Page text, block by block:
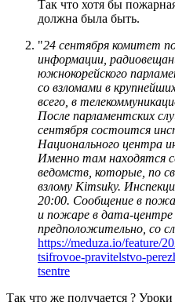
Так что хотя бы
должна была быть.
"24 сентября комитет
информации,
южнокорейского
со взломами в
всего, в
После парламентских
сентября состоится
Национального центра
Именно там находятся
ведомств, которые, по
взлому Kimsuky.
20:00. Сообщение в
и пожаре в дата-
предположительно, со
https://meduza.io/feature/
tsifrovoe-pravitelstvo-
tsentre
Так что же получается ?